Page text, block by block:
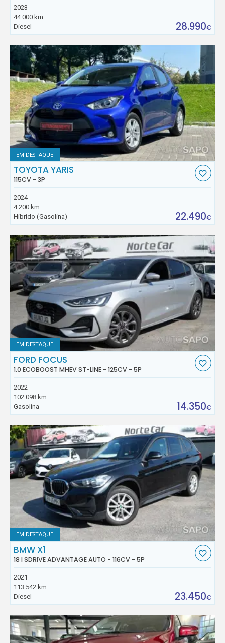
2023
44.000 km
Diesel
28.990€
EM DESTAQUE
TOYOTA YARIS
115CV - 3P
2024
4.200 km
Híbrido (Gasolina)
22.490€
EM DESTAQUE
FORD FOCUS
1.0 ECOBOOST MHEV ST-LINE - 125CV - 5P
2022
102.098 km
Gasolina
14.350€
EM DESTAQUE
BMW X1
18 I SDRIVE ADVANTAGE AUTO - 116CV - 5P
2021
113.542 km
Diesel
23.450€